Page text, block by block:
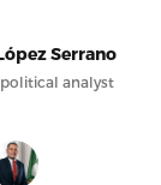
Serrano
analyst